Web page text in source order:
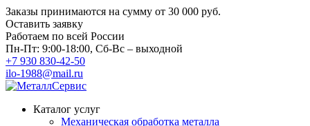
Заказы принимаются на сумму от 30 000 руб.
Оставить заявку
Работаем по всей России
Пн-Пт: 9:00-18:00, Сб-Вс – выходной
+7 930 830-42-50
ilo-1988@mail.ru
Каталог услуг
Механическая обработка металла